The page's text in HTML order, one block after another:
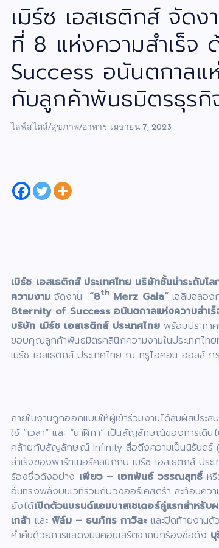
เมิร์ซ เอสเธติกส์ จัด
ที่ 8 แห่งความสำเร็
Success อนันตกาลแ
กับลูกค้าพันธมิตรธุรกิ
ไลฟ์สไตล์/สุขภาพ/อาหาร เมษายน 7, 2023
เมิร์ซ เอสเธติกส์ ประเทศไทย บริษัทชั้นนำระดับ
ความงามจัดงาน“8thMerz Gala” เฉลิมฉลอง
8ternity of Success อนันตกาลแห่งความสำเ
บริษัท เมิร์ซ เอสเธติกส์ ประเทศไทยพร้อมประกา
ขอบคุณลูกค้าพันธมิตรคลินิกความงามในประเทศไท
เมิร์ซ เอสเธติกส์ ประเทศไทย ณ ทรูไอคอน ฮอลล์ ก
ภายในงานถูกออกแบบให้ผู้เข้าร่วมงานได้สัมผัสประ
ใช้ “เวลา” และ “นาฬิกา” เป็นสัญลักษณ์ของการเดิ
คล้ายกับสัญลักษณ์ Infinity สื่อถึงความเป็นนิรันดร์
สำเร็จของพาร์ทเนอร์คลินิกกับ เมิร์ซ เอสเธติกส์ ป
ร้องชื่อดังอย่าง เพียว – เอกพันธ์ วรรณสุทธิ์ ห
อันทรงพลังบนเวทีร่วมกับวงออร์เคสตร้า สะท้อนคว
ยังได้เปิดตัวแบรนด์แอมบาสเซเดอร์คู่แรกสำห
เกล้า และฟิล์ม – ธนภัทร กาวิละและปิดท้ายงานด้
ค่ำคืนด้วยการแสดงมินิคอนเสิร์ตจากนักร้องชื่อดัง